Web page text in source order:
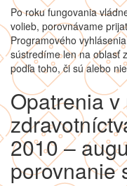
Po roku fungovania
volieb, porovnávame
Programového
sústredíme len na oblasť
podľa toho, či sú alebo
Opatrenia
2010 –
porovnanie